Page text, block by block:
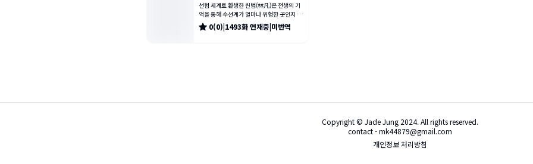
선협 세계로 환생한 린범(林凡)은 전생의 기
억을 통해 수선계가 얼마나 위험한 곳인지 잘
알고 있다. 그는 천재들 간의 다툼, 종문 간의
전쟁, 예측 불가능한 위험 속에서 살아남
0(0)|1493화연재중|미번역
Copyright © Jade Jung 2024. All rights reserved.
contact - mk44879@gmail.com
개인정보 처리방침